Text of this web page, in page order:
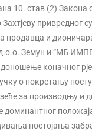
10. став (2) Закона
привредног
и
д.о.о. Земун и “МБ
коначног
о покретању
за производњу и
постојања